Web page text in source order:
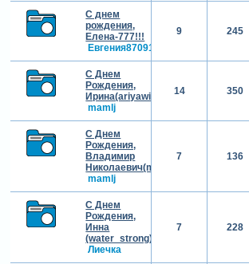
С днем
рождения,
Елена-777!!!
Евгения870914
9 245
С Днем
Рождения,
Ирина(ariyawide)!!!
mamlj
14 350
С Днем
Рождения,
Владимир
Николаевич(malsur12)!!!
mamlj
7 136
С Днем
Рождения,
Инна
(water_strong)!!!
Лиечка
7 228